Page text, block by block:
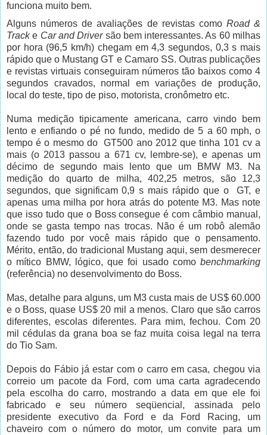
funciona muito bem.
Alguns números de avaliações de revistas como Road &
Tracke Car and Driversão bem interessantes. As 60 milhas
por hora (96,5 km/h) chegam em 4,3 segundos, 0,3 s mais
rápido que o Mustang GT e Camaro SS. Outras publicações
e revistas virtuais conseguiram números tão baixos como 4
segundos cravados, normal em variações de produção,
local do teste, tipo de piso, motorista, cronômetro etc.
Numa medição tipicamente americana, carro vindo bem
lento e enfiando o pé no fundo, medido de 5 a 60 mph, o
tempo é o mesmo do
GT500 ano 2012 que tinha 101 cv a
mais (o 2013 passou a 671 cv, lembre-se), e apenas um
décimo de segundo mais lento que um BMW M3. Na
medição do quarto de milha, 402,25 metros, são 12,3
segundos, que significam 0,9 s mais rápido que o
GT, e
apenas uma milha por hora atrás do potente M3. Mas note
que isso tudo que o Boss consegue é com câmbio manual,
onde se gasta tempo nas trocas. Não é um robô alemão
fazendo tudo por você mais rápido que o pensamento.
Mérito, então, do tradicional Mustang aqui, sem desmerecer
o mítico BMW, lógico, que foi usado como benchmarking
(referência) no desenvolvimento do Boss.
Mas, detalhe para alguns, um M3 custa mais de US$ 60.000
e o Boss, quase US$ 20 mil a menos. Claro que são carros
diferentes, escolas diferentes. Para mim, fechou. Com 20
mil cédulas da grana boa se faz muita coisa legal na terra
do Tio Sam.
Depois do Fábio já estar com o carro em casa, chegou via
correio um pacote da Ford, com uma carta agradecendo
pela escolha do carro, mostrando a data em que ele foi
fabricado e seu número seqüencial, assinada pelo
presidente executivo da Ford e da Ford Racing, um
chaveiro com o número do motor, um convite para um